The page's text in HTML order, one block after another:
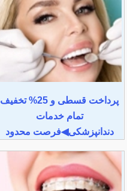
پرداخت قسطی و 25% تخفیف
تمام خدمات
دندانپزشکی◀فرصت محدود